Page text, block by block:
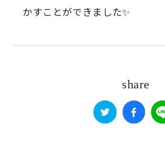
かすことができました✨
share